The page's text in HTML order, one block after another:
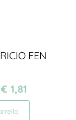
FEN
€ 1,81